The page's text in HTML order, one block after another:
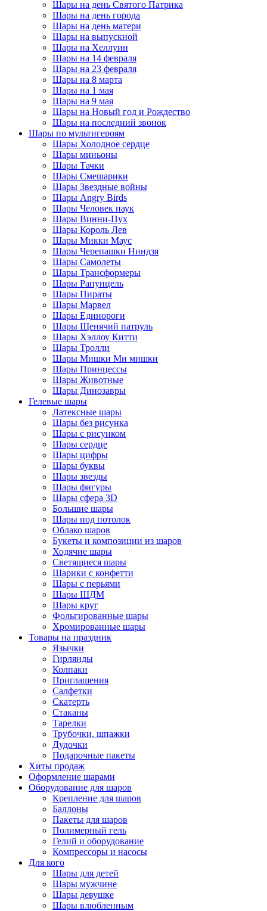
Шары на день Святого Патрика
Шары на день города
Шары на день матери
Шары на выпускной
Шары на Хеллуин
Шары на 14 февраля
Шары на 23 февраля
Шары на 8 марта
Шары на 1 мая
Шары на 9 мая
Шары на Новый год и Рождество
Шары на последний звонок
Шары по мультигероям
Шары Холодное сердце
Шары миньоны
Шары Тачки
Шары Смешарики
Шары Звездные войны
Шары Angry Birds
Шары Человек паук
Шары Винни-Пух
Шары Король Лев
Шары Микки Маус
Шары Черепашки Ниндзя
Шары Самолеты
Шары Трансформеры
Шары Рапунцель
Шары Пираты
Шары Марвел
Шары Единороги
Шары Щенячий патруль
Шары Хэллоу Китти
Шары Тролли
Шары Мишки Ми мишки
Шары Принцессы
Шары Животные
Шары Динозавры
Гелевые шары
Латексные шары
Шары без рисунка
Шары с рисунком
Шары сердце
Шары цифры
Шары буквы
Шары звезды
Шары фигуры
Шары сфера 3D
Большие шары
Шары под потолок
Облако шаров
Букеты и композиции из шаров
Ходячие шары
Светящиеся шары
Шарики с конфетти
Шары с перьями
Шары ШДМ
Шары круг
Фольгированные шары
Хромированные шары
Товары на праздник
Язычки
Гирлянды
Колпаки
Приглашения
Салфетки
Скатерть
Стаканы
Тарелки
Трубочки, шпажки
Дудочки
Подарочные пакеты
Хиты продаж
Оформление шарами
Оборудование для шаров
Крепление для шаров
Баллоны
Пакеты для шаров
Полимерный гель
Гелий и оборудование
Компрессоры и насосы
Для кого
Шары для детей
Шары мужчине
Шары девушке
Шары влюбленным